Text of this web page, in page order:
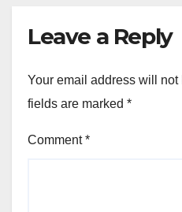
Leave a Reply
Your email address will not
fields are marked *
Comment*